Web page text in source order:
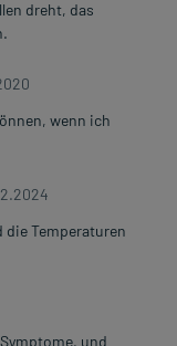
dreht, das
wenn ich
Temperaturen
und